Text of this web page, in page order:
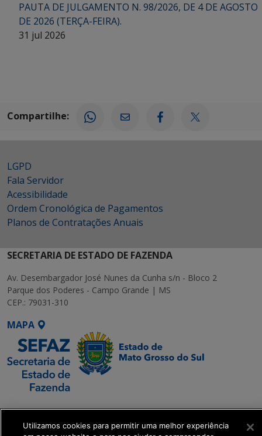
PAUTA DE JULGAMENTO N. 98/2026, DE 4 DE AGOSTO
DE 2026 (TERÇA-FEIRA).
31 jul 2026
Compartilhe:
LGPD
Fala Servidor
Acessibilidade
Ordem Cronológica de Pagamentos
Planos de Contratações Anuais
SECRETARIA DE ESTADO DE FAZENDA
Av. Desembargador José Nunes da Cunha s/n - Bloco 2
Parque dos Poderes - Campo Grande | MS
CEP.: 79031-310
MAPA
SETDIG | Secretaria-
Executiva de
Utilizamos cookies para permitir uma melhor experiência